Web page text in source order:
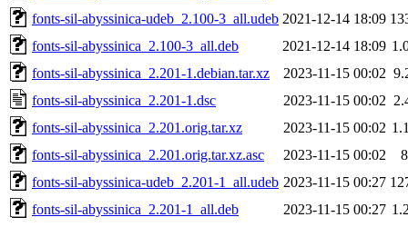
fonts-sil-abyssinica-udeb_2.100-3_all.udeb 2021-12-14 18:09
fonts-sil-abyssinica_2.100-3_all.deb
2021-12-14 18:09
fonts-sil-abyssinica_2.201-1.debian.tar.xz
2023-11-15 00:02
fonts-sil-abyssinica_2.201-1.dsc
2023-11-15 00:02
fonts-sil-abyssinica_2.201.orig.tar.xz
2023-11-15 00:02
fonts-sil-abyssinica_2.201.orig.tar.xz.asc
2023-11-15 00:02
fonts-sil-abyssinica-udeb_2.201-1_all.udeb 2023-11-15 00:27
fonts-sil-abyssinica_2.201-1_all.deb
2023-11-15 00:27